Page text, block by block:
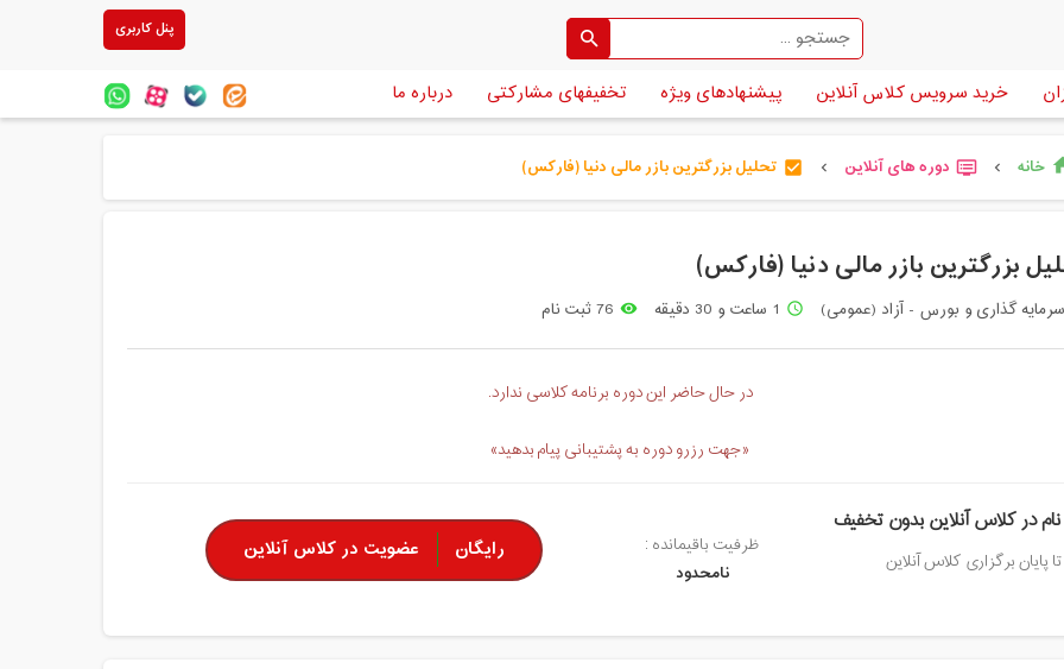
پنل کاربری
خرید سرویس کلاس آنلاین پیشنهادهای ویژه تخفیفهای مشارکتی درباره ما
خانه chevron_left
dvr دوره های آنلاین chevron_left
check_box تحلیل بزرگترین بازر مالی دنیا (فارکس)
بزرگترین بازر مالی دنیا (فارکس)
سرمایه گذاری و بورس - آزاد (عمومی) access_time 1 ساعت و 30 دقیقه remove_red_eye 76 ثبت نام
در حال حاضر این دوره برنامه کلاسی ندارد.
«جهت رزرو دوره به پشتیبانی پیام بدهید»
در کلاس آنلاین بدون تخفیف
پایان برگزاری کلاس آنلاین
ظرفیت باقیمانده :
نامحدود
رایگان عضویت در کلاس آنلاین